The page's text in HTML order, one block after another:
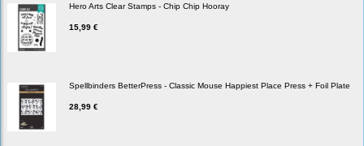
Hero Arts Clear Stamps - Chip Chip Hooray
15,99 €
Spellbinders BetterPress - Classic Mouse Happiest Place Press + Foil Plate
28,99 €